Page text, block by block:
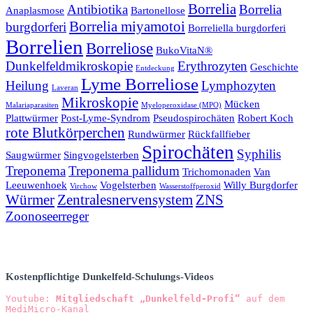
Anaplasmose Antibiotika Bartonellose BorreliaBorrelia
burgdorferi Borrelia miyamotoi Borreliella burgdorferi
Borrelien Borreliose BukoVitaN®
Dunkelfeldmikroskopie Entdeckung Erythrozyten Geschichte
Heilung Laveran Lyme BorrelioseLymphozyten
Malariaparasiten Mikroskopie Myeloperoxidase (MPO) Mücken
Plattwürmer Post-Lyme-Syndrom Pseudospirochäten Robert Koch
rote Blutkörperchen Rundwürmer Rückfallfieber
Saugwürmer Singvogelsterben Spirochäten Syphilis
TreponemaTreponema pallidum Trichomonaden Van
Leeuwenhoek Virchow Vogelsterben Wasserstoffperoxid Willy Burgdorfer
Würmer Zentralesnervensystem ZNS
Zoonoseerreger
Kostenpflichtige Dunkelfeld-Schulungs-Videos
Youtube: Mitgliedschaft „Dunkelfeld-Profi“ auf dem
MediMicro-Kanal